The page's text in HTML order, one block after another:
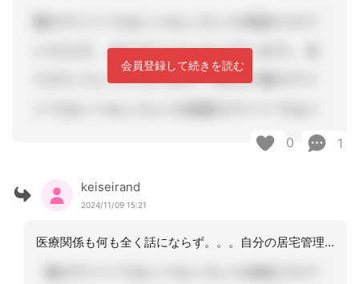
会員登録して続きを読む
0 1
keiseirand
2024/11/09 15:21
医療関係も何も全く話にならず。。。自分の居宅管理者から支援の指示があったときはポ